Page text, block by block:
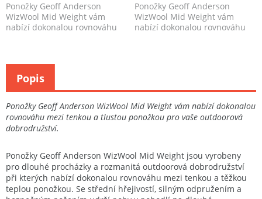
Ponožky Geoff Anderson
WizWool Mid Weight vám
nabízí dokonalou rovnováhu
Ponožky Geoff Anderson
WizWool Mid Weight vám
nabízí dokonalou rovnováhu
Ponožky Geoff Anderson WizWool Mid Weight vám nabízí dokonalou
rovnováhu mezi tenkou a tlustou ponožkou pro vaše outdoorová
dobrodružství.
Ponožky Geoff Anderson WizWool Mid Weight jsou vyrobeny
pro dlouhé procházky a rozmanitá outdoorová dobrodružství
při kterých nabízí dokonalou rovnováhu mezi tenkou a těžkou
teplou ponožkou. Se střední hřejivostí, silným odpružením a
Popis